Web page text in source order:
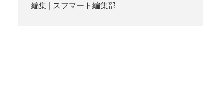
編集 | スフマート編集部